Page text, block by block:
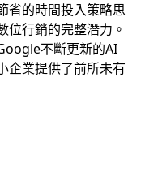
省的時間投入策略思
位行銷的完整潛力。
不斷更新的AI
企業提供了前所未有